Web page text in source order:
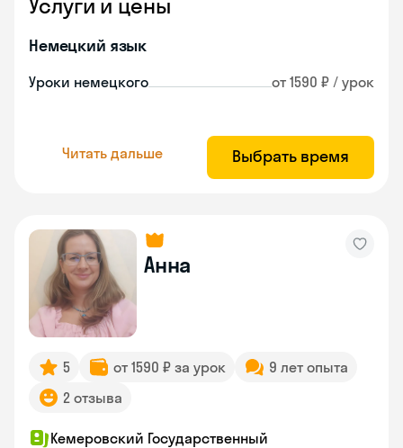
Услуги и цены
Немецкий язык
Уроки немецкого от 1590 ₽ / урок
Читать дальше Выбрать время
Анна
5 от 1590 ₽ за урок
9 лет опыта
2 отзыва
Кемеровский Государственный